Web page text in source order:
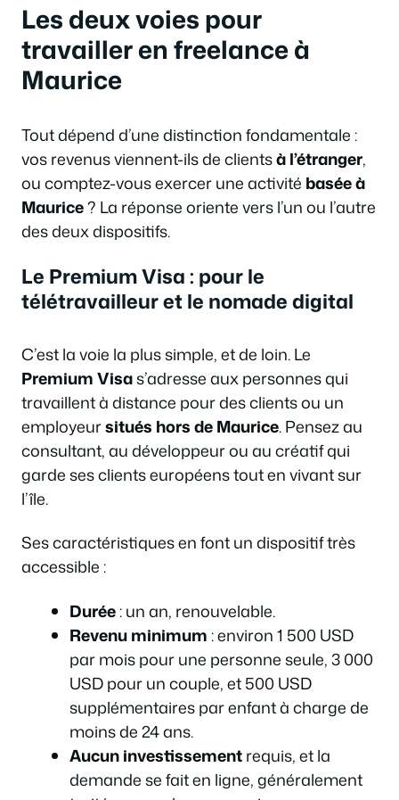
Les deux voies pour
travailler en freelance à
Maurice
Tout dépend d’une distinction fondamentale :
vos revenus viennent-ils de clientsà l’étranger,
ou comptez-vous exercer une activité basée à
Maurice? La réponse oriente vers l’un ou l’autre
des deux dispositifs.
Le Premium Visa : pour le
télétravailleur et le nomade digital
C’est la voie la plus simple, et de loin. Le
Premium Visas’adresse aux personnes qui
travaillent à distance pour des clients ou un
employeursitués hors de Maurice. Pensez au
consultant, au développeur ou au créatif qui
garde ses clients européens tout en vivant sur
l’île.
Ses caractéristiques en font un dispositif très
accessible :
Durée: un an, renouvelable.
Revenu minimum : environ 1 500 USD
par mois pour une personne seule, 3 000
USD pour un couple, et 500 USD
supplémentaires par enfant à charge de
moins de 24 ans.
Aucun investissementrequis, et la
demande se fait en ligne, généralement